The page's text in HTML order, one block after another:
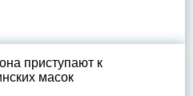
приступают к
масок